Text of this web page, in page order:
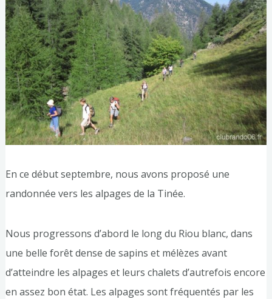
En ce début septembre, nous avons proposé une
randonnée vers les alpages de la Tinée.
Nous progressons d’abord le long du Riou blanc, dans
une belle forêt dense de sapins et mélèzes avant
d’atteindre les alpages et leurs chalets d’autrefois encore
en assez bon état. Les alpages sont fréquentés par les